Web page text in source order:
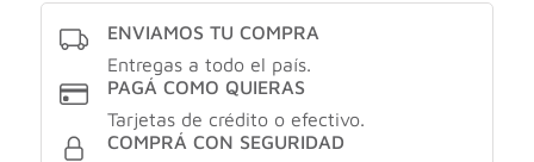
ENVIAMOS TU COMPRA
Entregas a todo el país.
PAGÁ COMO QUIERAS
Tarjetas de crédito o efectivo.
COMPRÁ CON SEGURIDAD